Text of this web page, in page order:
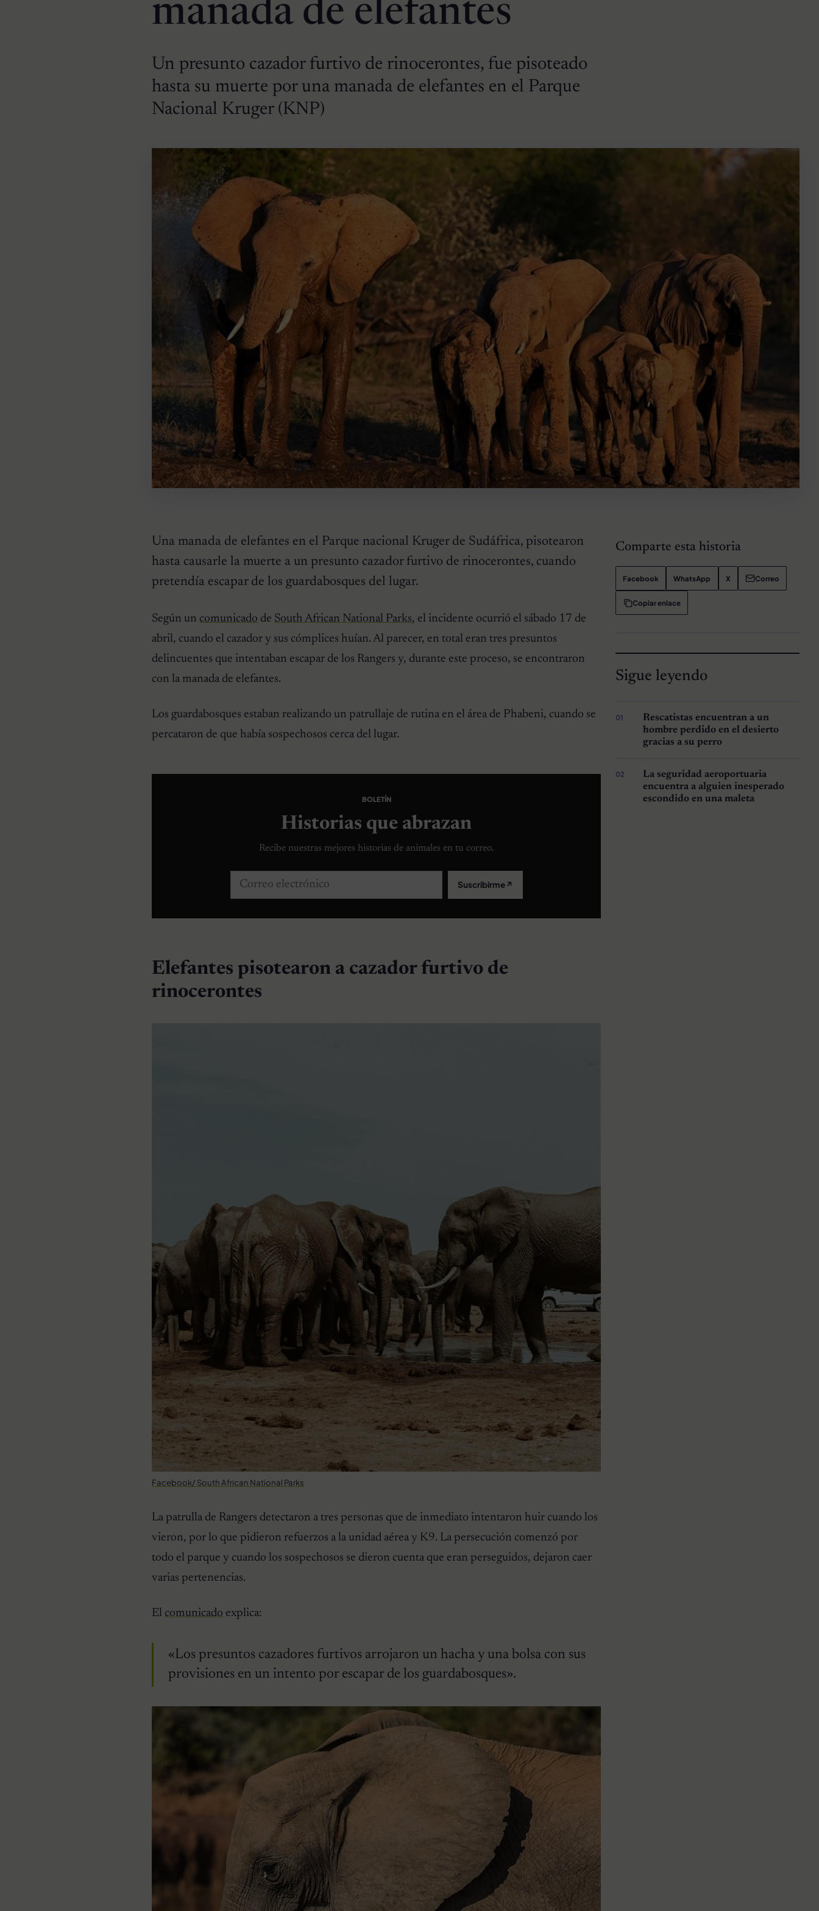
manada de elefantes
Un presunto cazador furtivo de rinocerontes, fue pisoteado
hasta su muerte por una manada de elefantes en el Parque
Nacional Kruger (KNP)
Una manada de elefantes en el Parque nacional Kruger de Sudáfrica, pisotearon
hasta causarle la muerte a un presunto cazador furtivo de rinocerontes, cuando
pretendía escapar de los guardabosques del lugar.
Según un comunicado de South African National Parks, el incidente ocurrió el sábado 17 de
abril, cuando el cazador y sus cómplices huían. Al parecer, en total eran tres presuntos
delincuentes que intentaban escapar de los Rangers y, durante este proceso, se encontraron
con la manada de elefantes.
Los guardabosques estaban realizando un patrullaje de rutina en el área de Phabeni, cuando se
percataron de que había sospechosos cerca del lugar.
BOLETÍN
Historias que abrazan
Recibe nuestras mejores historias de animales en tu correo.
Correo electrónico Suscribirme↗
Elefantes pisotearon a cazador furtivo de
rinocerontes
Facebook/ South African National Parks
La patrulla de Rangers detectaron a tres personas que de inmediato intentaron huir cuando los
vieron, por lo que pidieron refuerzos a la unidad aérea y K9. La persecución comenzó por
todo el parque y cuando los sospechosos se dieron cuenta que eran perseguidos, dejaron caer
varias pertenencias.
El comunicado explica:
«Los presuntos cazadores furtivos arrojaron un hacha y una bolsa con sus
provisiones en un intento por escapar de los guardabosques».
Comparte esta historia
Facebook WhatsApp X Correo
Copiar enlace
Sigue leyendo
Rescatistas encuentran a un
hombre perdido en el desierto
gracias a su perro
La seguridad aeroportuaria
encuentra a alguien inesperado
escondido en una maleta